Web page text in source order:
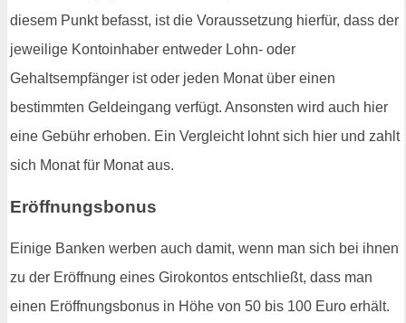
diesem Punkt befasst, ist die Voraussetzung hierfür, dass der
jeweilige Kontoinhaber entweder Lohn- oder
Gehaltsempfänger ist oder jeden Monat über einen
bestimmten Geldeingang verfügt. Ansonsten wird auch hier
eine Gebühr erhoben. Ein Vergleicht lohnt sich hier und zahlt
sich Monat für Monat aus.
Eröffnungsbonus
Einige Banken werben auch damit, wenn man sich bei ihnen
zu der Eröffnung eines Girokontos entschließt, dass man
einen Eröffnungsbonus in Höhe von 50 bis 100 Euro erhält.